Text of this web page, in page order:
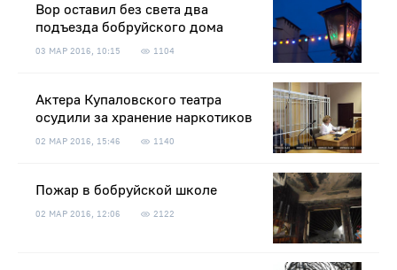
Вор оставил без света два
подъезда бобруйского дома
03 МАР 2016, 10:15 1104
Актера Купаловского театра
осудили за хранение наркотиков
02 МАР 2016, 15:46 1140
Пожар в бобруйской школе
02 МАР 2016, 12:06 2122